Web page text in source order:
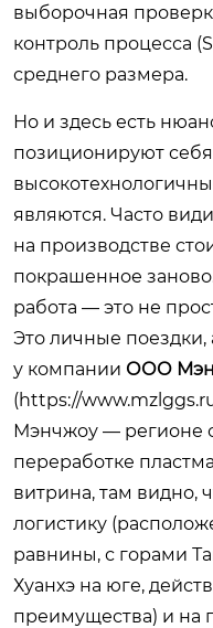
выборочная
контроль процесса
среднего размера.
Но и здесь есть
позиционируют себя
являются. Часто
на производстве
покрашенное
работа — это не
Это личные поездки,
у компании ООО
(https://
Мэнчжоу — регионе
переработке
витрина, там видно,
логистику
равнины, с горами
Хуанхэ на юге,
преимущества) и на